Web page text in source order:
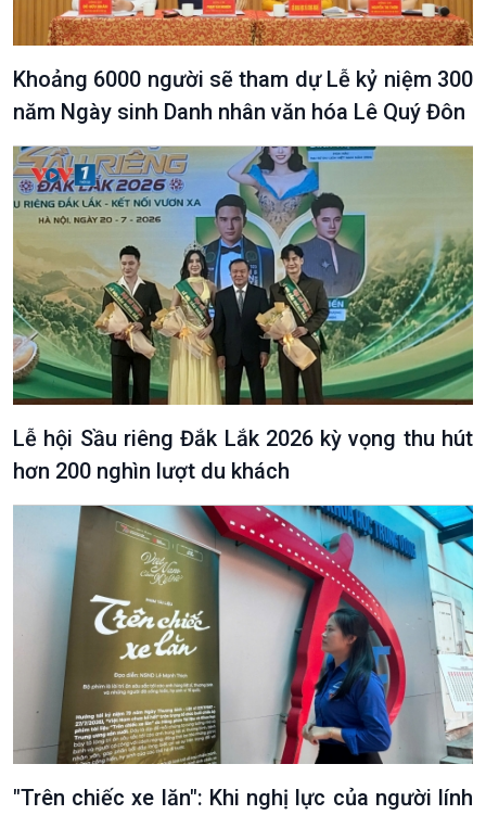
Dòng chảy sự kiện
Đối thoại
Diễn đàn chủ nhật
Chuyện đêm
Khoảng 6000 người sẽ tham dự Lễ kỷ niệm 300
năm Ngày sinh Danh nhân văn hóa Lê Quý Đôn
Lễ hội Sầu riêng Đắk Lắk 2026 kỳ vọng thu hút
hơn 200 nghìn lượt du khách
"Trên chiếc xe lăn": Khi nghị lực của người lính